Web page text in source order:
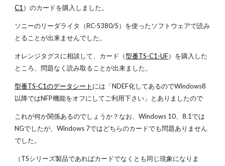
C1 ）のカードを購入しました。
ソニーのリーダライタ（RC-S380/S）を使ったソフトウェアで読み
とることが出来ませんでした。
オレンジタグスに相談して、カード（型番TS-C1-UF）を購入した
ところ、問題なく読み取ることが出来ました。
型番TS-C1のデータシート には「NDEF化してあるのでWindows8
以降ではNFP機能をオフにしてご利用下さい」とありましたので
これが何か関係あるのでしょうか？なお、Windows 10、8.1では
NGでしたが、Windows 7ではどちらのカードでも問題ありません
でした。
（TSシリーズ製品であればカードでなくとも同じ現象になりま